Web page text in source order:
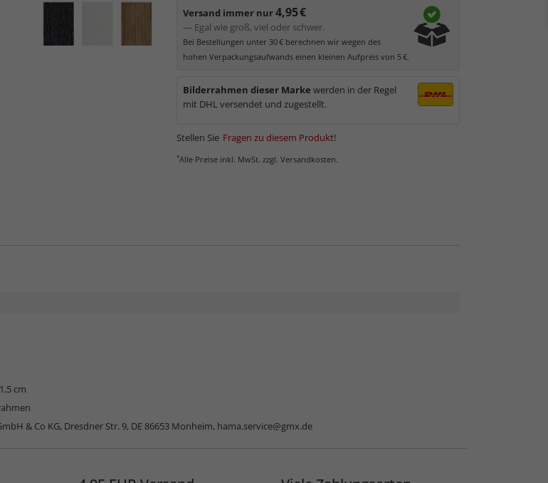
Versand immer nur4,95 €
— Egal wie groß, viel oder schwer.
Bei Bestellungen unter 30 € berechnen wir wegen des
hohen Verpackungsaufwands einen kleinen Aufpreis von 5 €.
Bilderrahmen dieser Marke werden in der Regel
mit DHL versendet und zugestellt.
Stellen Sie Fragen zu diesem Produkt!
*Alle Preise inkl. MwSt. zzgl. Versandkosten.
cm
& Co KG, Dresdner Str. 9, DE 86653 Monheim, hama.service@gmx.de